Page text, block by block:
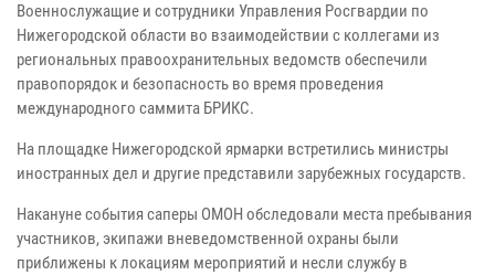
Военнослужащие и сотрудники Управления Росгвардии по
Нижегородской области во взаимодействии с коллегами из
региональных правоохранительных ведомств обеспечили
правопорядок и безопасность во время проведения
международного саммита БРИКС.
На площадке Нижегородской ярмарки встретились министры
иностранных дел и другие представили зарубежных государств.
Накануне события саперы ОМОН обследовали места пребывания
участников, экипажи вневедомственной охраны были
приближены к локациям мероприятий и несли службу в